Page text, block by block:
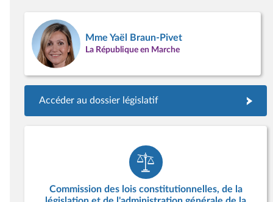
Mme Yaël Braun-Pivet
La République en Marche
Accéder au dossier législatif
Commission des lois constitutionnelles, de la